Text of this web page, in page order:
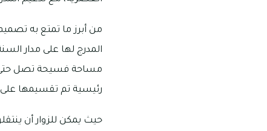
من أبرز ما تمتع به
المدرج لها على مدار
مساحة فسيحة تصل حتى
رئيسية تم تقسيمها
حيث يمكن للزوار أن